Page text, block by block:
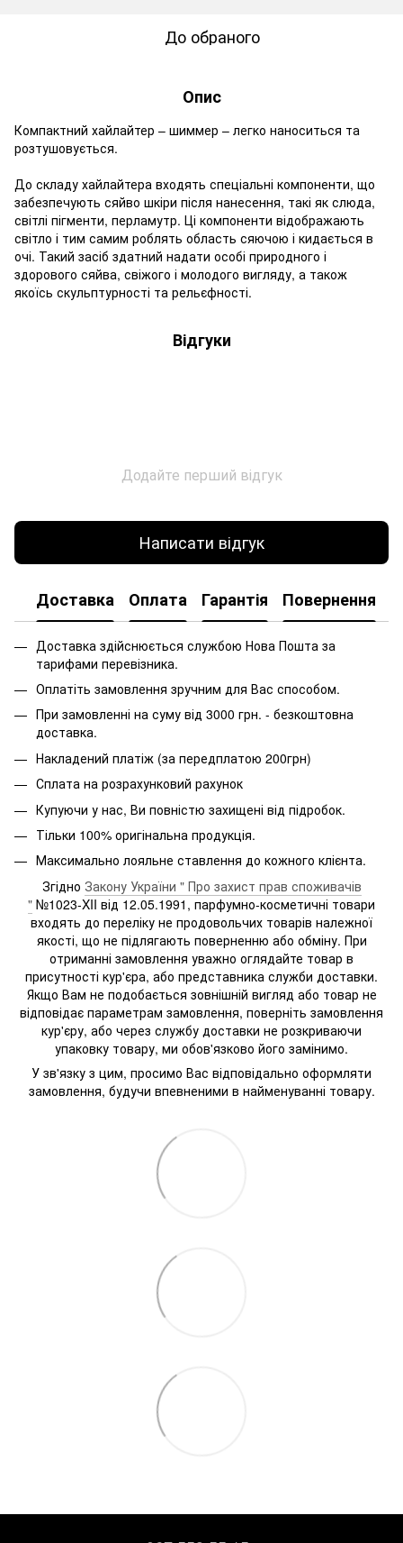
До обраного
Опис
Компактний хайлайтер – шиммер – легко наноситься та
розтушовується.
До складу хайлайтера входять спеціальні компоненти, що
забезпечують сяйво шкіри після нанесення, такі як слюда,
світлі пігменти, перламутр. Ці компоненти відображають
світло і тим самим роблять область сяючою і кидається в
очі. Такий засіб здатний надати особі природного і
здорового сяйва, свіжого і молодого вигляду, а також
якоїсь скульптурності та рельєфності.
Відгуки
Додайте перший відгук
Написати відгук
Доставка Оплата Гарантія Повернення
Доставка здійснюється службою Нова Пошта за
тарифами перевізника.
Оплатіть замовлення зручним для Вас способом.
При замовленні на суму від 3000 грн. - безкоштовна
доставка.
Накладений платіж (за передплатою 200грн)
Сплата на розрахунковий рахунок
Купуючи у нас, Ви повністю захищені від підробок.
Тільки 100% оригінальна продукція.
Максимально лояльне ставлення до кожного клієнта.
Згідно Закону України " Про захист прав споживачів
" №1023-XII від 12.05.1991, парфумно-косметичні товари
входять до переліку не продовольчих товарів належної
якості, що не підлягають поверненню або обміну. При
отриманні замовлення уважно оглядайте товар в
присутності кур'єра, або представника служби доставки.
Якщо Вам не подобається зовнішній вигляд або товар не
відповідає параметрам замовлення, поверніть замовлення
кур'єру, або через службу доставки не розкриваючи
упаковку товару, ми обов'язково його замінимо.
У зв'язку з цим, просимо Вас відповідально оформляти
замовлення, будучи впевненими в найменуванні товару.